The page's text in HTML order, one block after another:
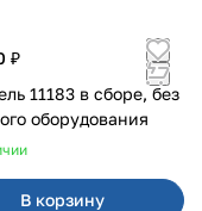
₽
11183 в сборе, без
оборудования
В корзину